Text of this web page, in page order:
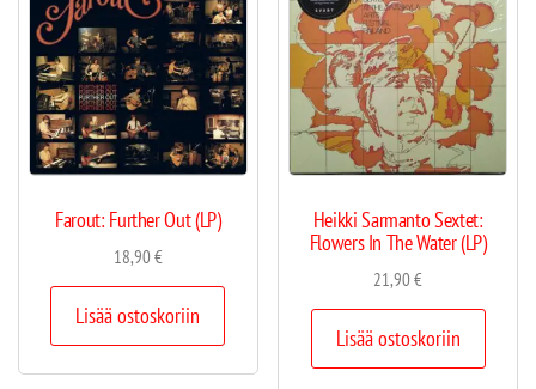
Farout: Further Out (LP)
18,90€
Lisää ostoskoriin
Heikki Sarmanto Sextet:
Flowers In The Water (LP)
21,90€
Lisää ostoskoriin